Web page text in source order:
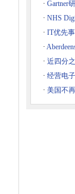
· Gartner
· NHS
· IT优先
·
· 近四分
· 经营电
· 美国不